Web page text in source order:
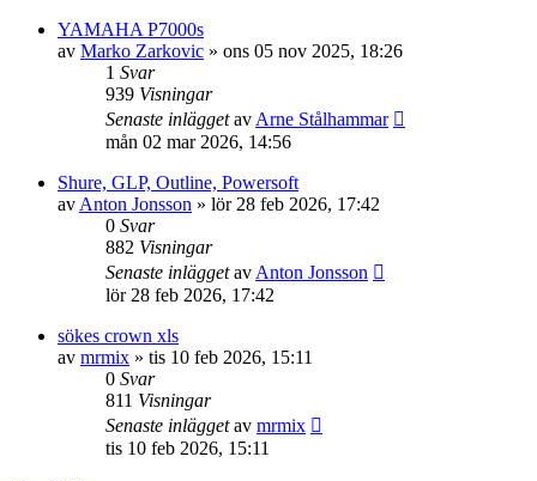
YAMAHA P7000s
av Marko Zarkovic » ons 05 nov 2025, 18:26
1 Svar
939 Visningar
Senaste inläggetav Arne Stålhammar
mån 02 mar 2026, 14:56
Shure, GLP, Outline, Powersoft
av Anton Jonsson » lör 28 feb 2026, 17:42
0 Svar
882 Visningar
Senaste inläggetav Anton Jonsson
lör 28 feb 2026, 17:42
sökes crown xls
av mrmix » tis 10 feb 2026, 15:11
0 Svar
811 Visningar
Senaste inläggetav mrmix
tis 10 feb 2026, 15:11